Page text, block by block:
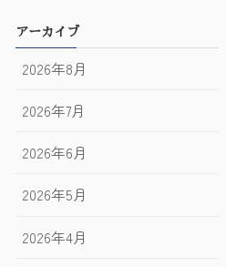
アーカイブ
2026年8月
2026年7月
2026年6月
2026年5月
2026年4月